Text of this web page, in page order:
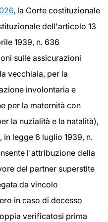
, la Corte costituzionale
dell'articolo 13
1939, n. 636
sulle assicurazioni
vecchiaia, per la
involontaria e
per la maternità con
la nuzialità e la natalità),
legge 6 luglio 1939, n.
l'attribuzione della
del partner superstite
da vincolo
in caso di decesso
verificatosi prima